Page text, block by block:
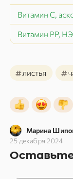
Витамин C,
Витамин РР, НЭ
#листья #
Марина
25 декабря 2024